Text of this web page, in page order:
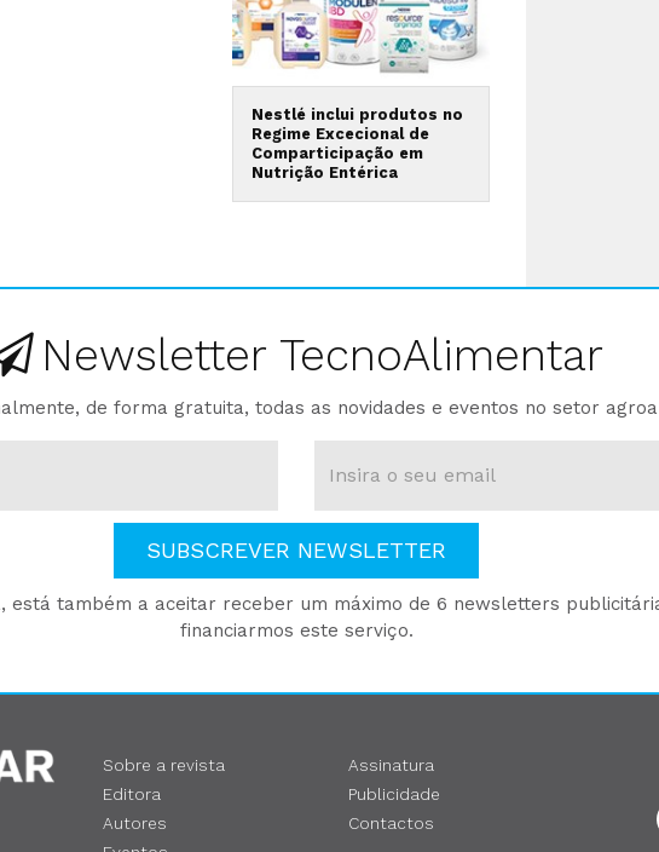
Nestlé inclui produtos no
Regime Excecional de
Comparticipação em
Nutrição Entérica
Newsletter TecnoAlimentar
de forma gratuita, todas as novidades e eventos no setor
SUBSCREVER NEWSLETTER
está também a aceitar receber um máximo de 6 newsletters
financiarmos este serviço.
Sobre a revista
Editora
Autores
Assinatura
Publicidade
Contactos